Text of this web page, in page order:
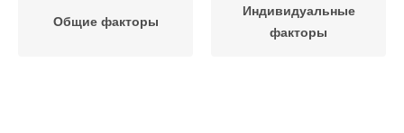
Общие факторы
Индивидуальные
факторы